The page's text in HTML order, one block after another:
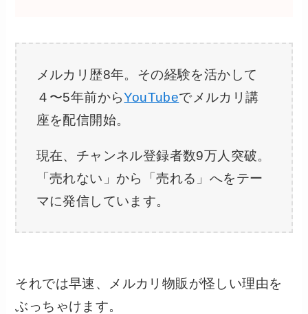
メルカリ歴8年。その経験を活かして
４〜5年前からYouTubeでメルカリ講
座を配信開始。
現在、チャンネル登録者数9万人突破。
「売れない」から「売れる」へをテー
マに発信しています。
それでは早速、メルカリ物販が怪しい理由を
ぶっちゃけます。